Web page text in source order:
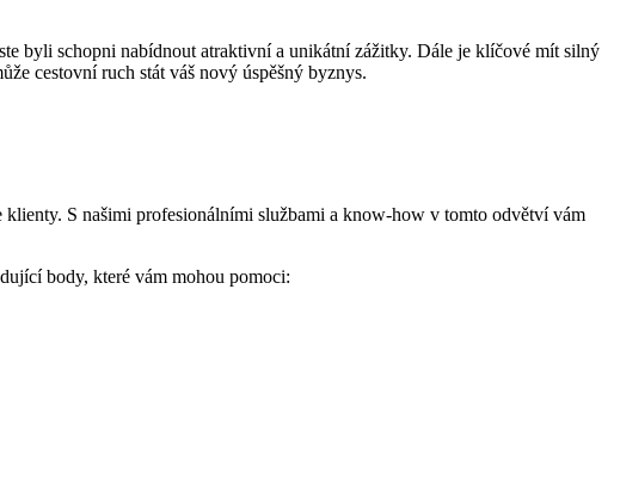
byli schopni nabídnout atraktivní a unikátní zážitky. Dále je klíčové mít silný
cestovní ruch stát váš nový úspěšný byznys.
S našimi profesionálními službami a know-how v tomto odvětví vám
body, které vám mohou pomoci: